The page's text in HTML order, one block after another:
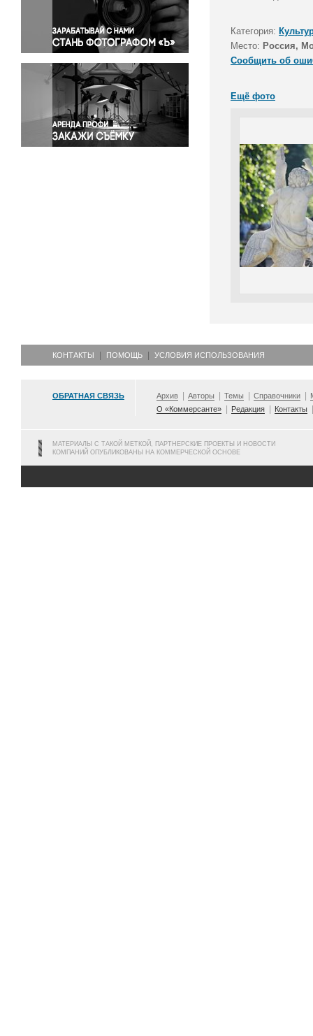
Правосудие
Происшествия и конфликты
Религия
Светская жизнь
Спорт
Экология
Экономика и бизнес
Категория:
Место: Россия,
Сообщить об
Ещё фото
КОНТАКТЫ ПОМОЩЬ УСЛОВИЯ ИСПОЛЬЗОВАНИЯ
ОБРАТНАЯ СВЯЗЬ Архив Авторы Темы Справочники
О «Коммерсанте»
Редакция Контакты
МАТЕРИАЛЫ С ТАКОЙ МЕТКОЙ, ПАРТНЕРСКИЕ ПРОЕКТЫ И НОВОСТИ
КОМПАНИЙ ОПУБЛИКОВАНЫ НА КОММЕРЧЕСКОЙ ОСНОВЕ